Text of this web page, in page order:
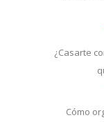
¿Casarte
Cómo